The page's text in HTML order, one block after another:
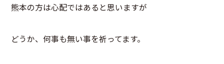
熊本の方は心配ではあると思いますが
どうか、何事も無い事を祈ってます。